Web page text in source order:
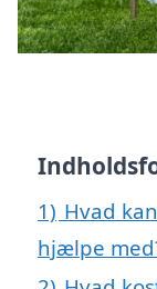
1) Hvad
hjælpe